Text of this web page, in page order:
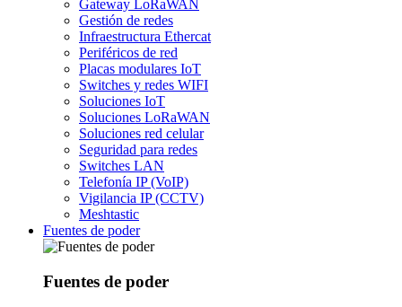
Gateway LoRaWAN
Gestión de redes
Infraestructura Ethercat
Periféricos de red
Placas modulares IoT
Switches y redes WIFI
Soluciones IoT
Soluciones LoRaWAN
Soluciones red celular
Seguridad para redes
Switches LAN
Telefonía IP (VoIP)
Vigilancia IP (CCTV)
Meshtastic
Fuentes de poder
Fuentes de poder